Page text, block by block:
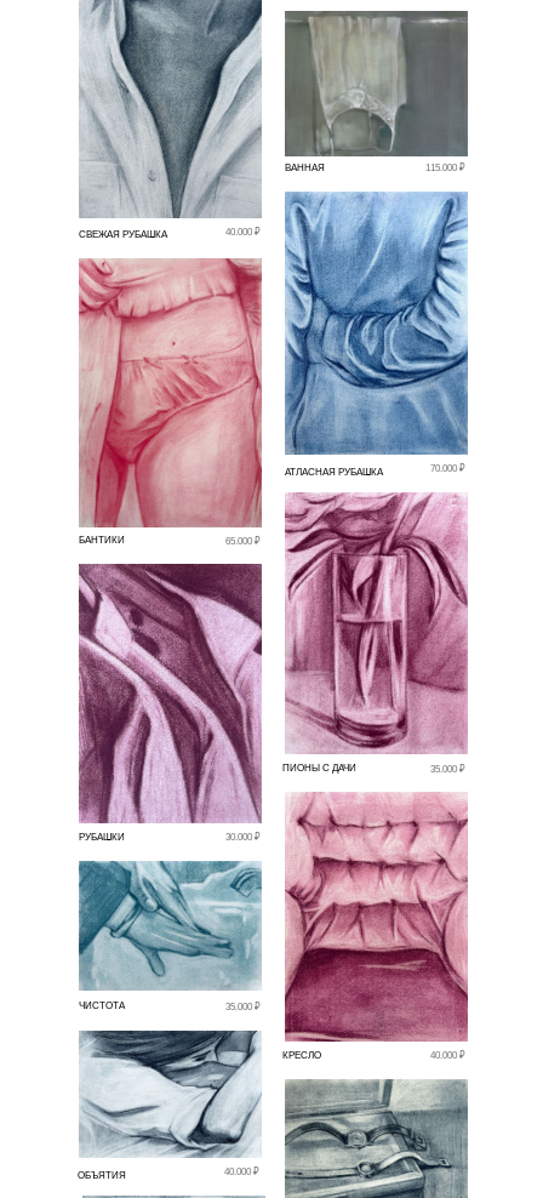
ВАННАЯ 115.000 ₽
АТЛАСНАЯ РУБАШКА 70.000 ₽
СВЕЖАЯ РУБАШКА 40.000 ₽
ПИОНЫ С ДАЧИ 35.000 ₽
ЧИСТОТА 35.000 ₽
КРЕСЛО 40.000 ₽
РУБАШКИ 30.000 ₽
ОБЪЯТИЯ 40.000 ₽
БАНТИКИ 65.000 ₽